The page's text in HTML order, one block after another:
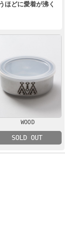
ほどに愛着が沸く
WOOD
SOLD OUT